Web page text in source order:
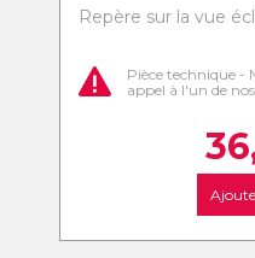
Repère sur la vue
Pièce technique -
appel à l'un de